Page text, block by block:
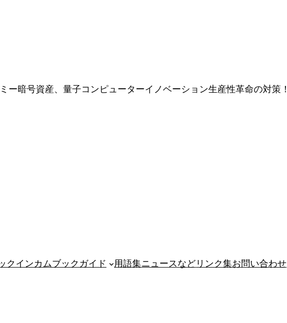
ー暗号資産、量子コンピューターイノベーション生産性革命の対策！
クインカムブックガイド 用語集ニュースなどリンク集お問い合わせ